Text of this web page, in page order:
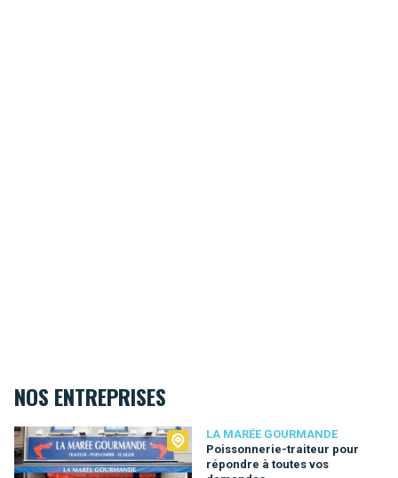
NOS ENTREPRISES
LA MARÉE GOURMANDE
Poissonnerie-traiteur pour
répondre à toutes vos
La Marée Gourmande